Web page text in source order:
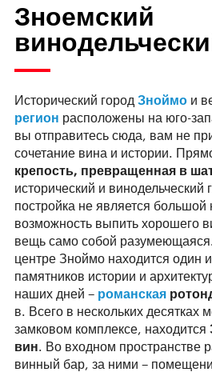
Зноемский
Исторический город Зноймо и
регион расположены на юго-
вы отправитесь сюда, вам не
сочетание вина и истории.
крепость, превращенная в
исторический и винодельческий
постройка не является
возможность выпить хорошего
вещь само собой
центре Зноймо находится один
памятников истории и
наших дней – романская
в. Всего в нескольких десятках
замковом комплексе, находится
вин. Во входном пространстве
винный бар, за ними –